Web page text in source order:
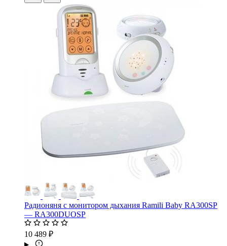
Радионяня с монитором дыхания Ramili Baby RA300SP
— RA300DUOSP
10 489 ₽